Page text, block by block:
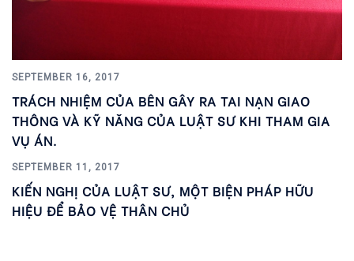
SEPTEMBER 16, 2017
TRÁCH NHIỆM CỦA BÊN GÂY RA TAI NẠN GIAO
THÔNG VÀ KỸ NĂNG CỦA LUẬT SƯ KHI THAM GIA
VỤ ÁN.
SEPTEMBER 11, 2017
KIẾN NGHỊ CỦA LUẬT SƯ, MỘT BIỆN PHÁP HỮU
HIỆU ĐỂ BẢO VỆ THÂN CHỦ